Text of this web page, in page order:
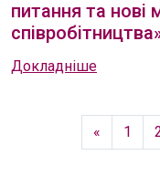
питання та нові
Докладніше
« 1